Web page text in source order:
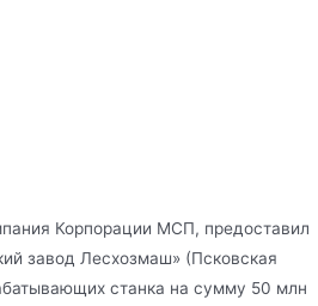
Корпорации МСП, предоставил
завод Лесхозмаш» (Псковская
станка на сумму 50 млн